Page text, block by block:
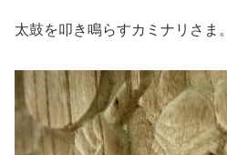
太鼓を叩き鳴らすカミナリさま。